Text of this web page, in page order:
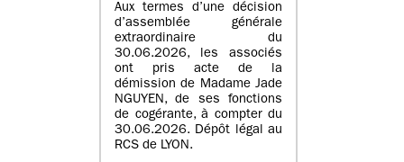
Aux termes d’une décision
d’assemblée générale
extraordinaire du
30.06.2026, les associés
ont pris acte de la
démission de Madame Jade
NGUYEN, de ses fonctions
de cogérante, à compter du
30.06.2026. Dépôt légal au
RCS de LYON.